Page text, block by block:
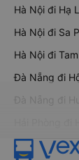
Hà Nội đi Hạ
Hà Nội đi Sa
Hà Nội đi
Đà Nẵng đi
Đà Nẵng đi